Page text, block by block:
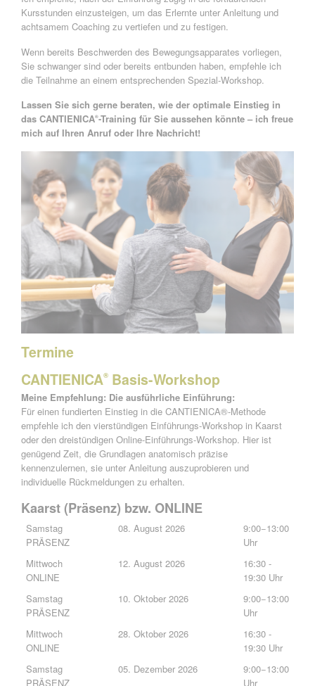
Kursstunden einzusteigen, um das Erlernte unter Anleitung und
achtsamem Coaching zu vertiefen und zu festigen.
Wenn bereits Beschwerden des Bewegungsapparates vorliegen,
Sie schwanger sind oder bereits entbunden haben, empfehle ich
die Teilnahme an einem entsprechenden Spezial-Workshop.
Lassen Sie sich gerne beraten, wie der optimale Einstieg in
das CANTIENICA®-Training für Sie aussehen könnte – ich freue
mich auf Ihren Anruf oder Ihre Nachricht!
Termine
CANTIENICA®Basis-Workshop
Meine Empfehlung: Die ausführliche Einführung:
Für einen fundierten Einstieg in die CANTIENICA®-Methode
empfehle ich den vierstündigen Einführungs-Workshop in Kaarst
oder den dreistündigen Online-Einführungs-Workshop. Hier ist
genügend Zeit, die Grundlagen anatomisch präzise
kennenzulernen, sie unter Anleitung auszuprobieren und
individuelle Rückmeldungen zu erhalten.
Kaarst (Präsenz) bzw. ONLINE
Samstag
PRÄSENZ
08. August 2026
9:00−13:00
Uhr
Mittwoch
ONLINE
12. August 2026
16:30 -
19:30 Uhr
Samstag
PRÄSENZ
10. Oktober 2026
9:00−13:00
Uhr
Mittwoch
ONLINE
28. Oktober 2026
16:30 -
19:30 Uhr
Samstag
PRÄSENZ
05. Dezember 2026
9:00−13:00
Uhr